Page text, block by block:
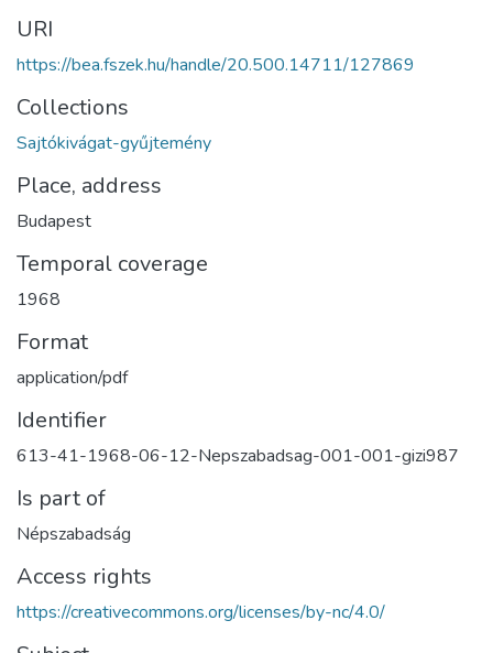
URI
https://bea.fszek.hu/handle/20.500.14711/127869
Collections
Sajtókivágat-gyűjtemény
Place, address
Budapest
Temporal coverage
1968
Format
application/pdf
Identifier
613-41-1968-06-12-Nepszabadsag-001-001-gizi987
Is part of
Népszabadság
Access rights
https://creativecommons.org/licenses/by-nc/4.0/